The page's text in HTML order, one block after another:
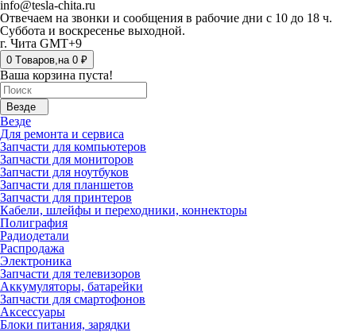
info@tesla-chita.ru
Отвечаем на звонки и сообщения в рабочие дни с 10 до 18 ч.
Суббота и воскресенье выходной.
г. Чита GMT+9
0 Tоваров,на 0 ₽
Ваша корзина пуста!
Везде
Везде
Для ремонта и сервиса
Запчасти для компьютеров
Запчасти для мониторов
Запчасти для ноутбуков
Запчасти для планшетов
Запчасти для принтеров
Кабели, шлейфы и переходники, коннекторы
Полиграфия
Радиодетали
Распродажа
Электроника
Запчасти для телевизоров
Аккумуляторы, батарейки
Запчасти для смартофонов
Аксессуары
Блоки питания, зарядки